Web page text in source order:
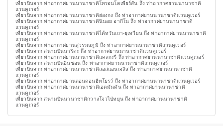
เที่ยวบินจาก ท่าอากาศยานนานาชาติโทรอนโตเพียร์สัน ถึง ท่าอากาศยานนานาชาติ
แวนคูเวอร์
เที่ยวบินจาก ท่าอากาศยานนานาชาติฮ่องกง ถึง ท่าอากาศยานนานาชาติแวนคูเวอร์
เที่ยวบินจาก ท่าอากาศยานนานาชาตินินอย อากีโน ถึง ท่าอากาศยานนานาชาติ
แวนคูเวอร์
เที่ยวบินจาก ท่าอากาศยานนานาชาติไต้หวันเถา-ยฺเหวียน ถึง ท่าอากาศยานนานาชาติ
แวนคูเวอร์
เที่ยวบินจาก ท่าอากาศยานสุวรรณภูมิ ถึง ท่าอากาศยานนานาชาติแวนคูเวอร์
เที่ยวบินจาก สนามบินนาริตะ ถึง ท่าอากาศยานนานาชาติแวนคูเวอร์
เที่ยวบินจาก ท่าอากาศยานนานาชาติแคลกะรี ถึง ท่าอากาศยานนานาชาติแวนคูเวอร์
เที่ยวบินจาก สนามบินอินชอน ถึง ท่าอากาศยานนานาชาติแวนคูเวอร์
เที่ยวบินจาก ท่าอากาศยานนานาชาติลอสแอนเจลิส ถึง ท่าอากาศยานนานาชาติ
แวนคูเวอร์
เที่ยวบินจาก ท่าอากาศยานลอนดอนฮีทโธรว์ ถึง ท่าอากาศยานนานาชาติแวนคูเวอร์
เที่ยวบินจาก ท่าอากาศยานนานาชาติเอดมันตัน ถึง ท่าอากาศยานนานาชาติ
แวนคูเวอร์
เที่ยวบินจาก สนามบินนานาชาติกวางโจวไป่หยุน ถึง ท่าอากาศยานนานาชาติ
แวนคูเวอร์